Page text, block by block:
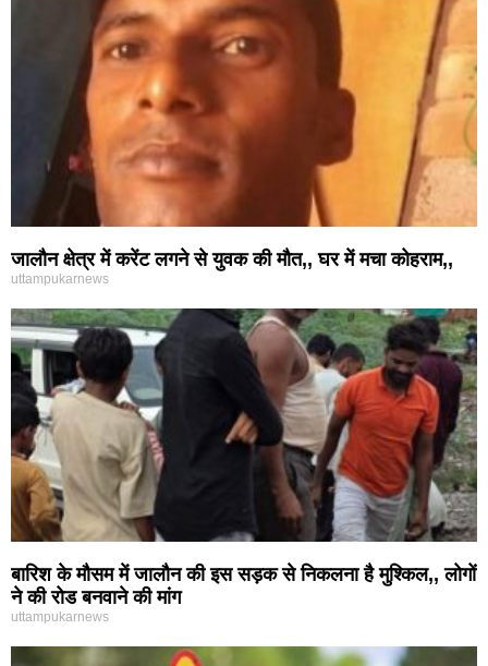
जालौन क्षेत्र में करेंट लगने से युवक की मौत,, घर में मचा कोहराम,,
uttampukarnews
बारिश के मौसम में जालौन की इस सड़क से निकलना है मुश्किल,, लोगों
ने की रोड बनवाने की मांग
uttampukarnews